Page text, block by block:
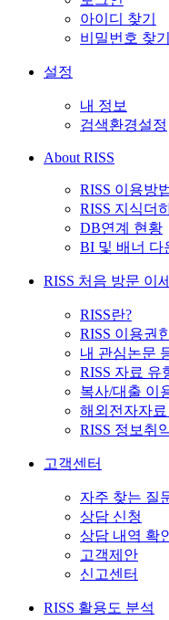
아이디 찾기
비밀번호 찾기
설정
내 정보
검색환경설정
About RISS
RISS 이용방
RISS 지식더
DB연계 현황
BI 및 배너 다
RISS 처음 방문 이
RISS란?
RISS 이용권
내 관심논문
RISS 자료 유
복사/대출 이
해외전자자
RISS 정보취
고객센터
자주 찾는 질
상담 신청
상담 내역 확
고객제안
신고센터
RISS 활용도 분석